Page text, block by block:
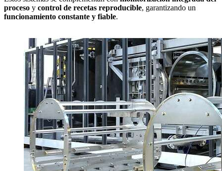
proceso y control de recetas reproducible, garantizando un
funcionamiento constante y fiable.